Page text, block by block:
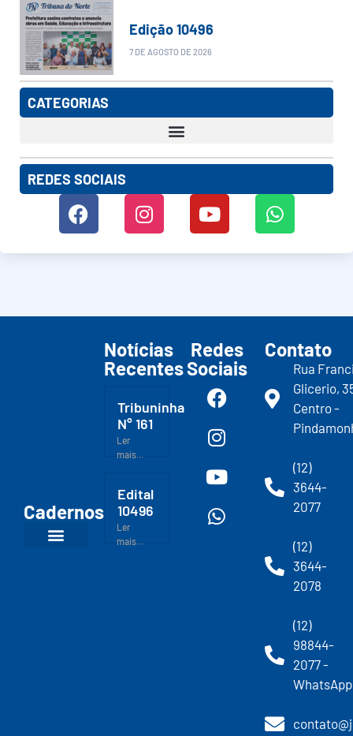
Edição 10496
7 DE AGOSTO DE 2026
CATEGORIAS
REDES SOCIAIS
Cadernos
Notícias
Recentes
Tribuninha
N° 161
Ler
mais...
Edital
10496
Ler
mais...
Redes
Sociais
Contato
Rua
Glicerio,
Centro -
(12)
3644-
2077
(12)
3644-
2078
(12)
98844-
2077 -
WhatsApp